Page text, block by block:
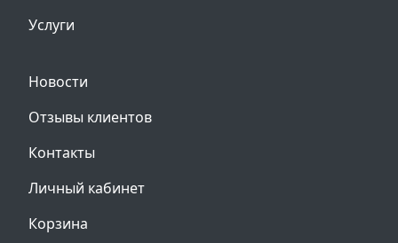
Услуги
Новости
Отзывы клиентов
Контакты
Личный кабинет
Корзина